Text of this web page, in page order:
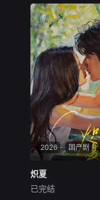
2026 国产剧
炽夏
包上恩
炽夏
已完结